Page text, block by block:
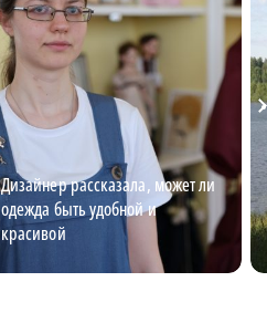
Дизайнер рассказала, может ли
одежда быть удобной и
красивой